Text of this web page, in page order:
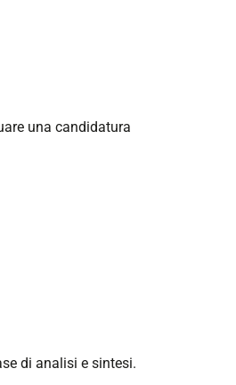
una candidatura
di analisi e sintesi.